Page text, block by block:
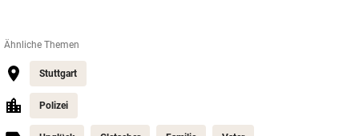
Ähnliche Themen
Stuttgart
Polizei